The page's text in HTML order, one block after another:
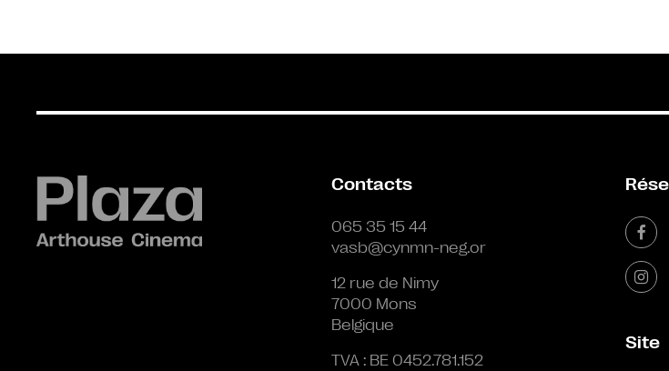
Contacts
065 35 15 44
vasb@cynmn-neg.or
12 rue de Nimy
7000 Mons
Belgique
TVA : BE 0452.781.152
Site